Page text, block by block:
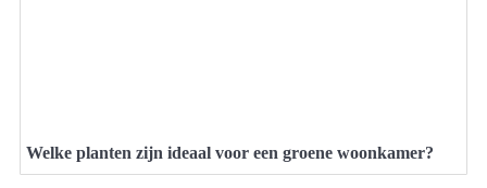
Welke planten zijn ideaal voor een groene woonkamer?